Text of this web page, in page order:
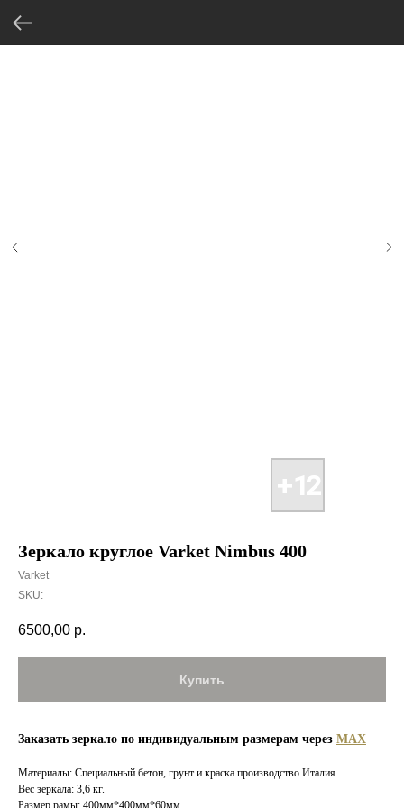
Зеркало круглое Varket Nimbus 400
Varket
SKU:
6500,00 р.
Купить
Заказать зеркало по индивидуальным размерам через MAX
Материалы: Специальный бетон, грунт и краска производство Италия
Вес зеркала: 3,6 кг.